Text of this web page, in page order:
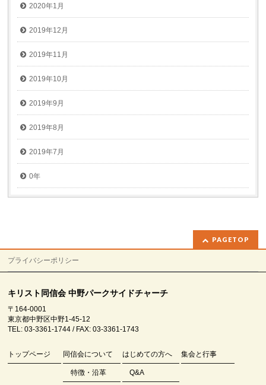
2020年1月
2019年12月
2019年11月
2019年10月
2019年9月
2019年8月
2019年7月
0年
PAGETOP
プライバシーポリシー
キリスト同信会 中野パークサイドチャーチ
〒164-0001
東京都中野区中野1-45-12
TEL: 03-3361-1744 / FAX: 03-3361-1743
トップページ 同信会について
特徴・沿革
はじめての方へ
Q&A
集会と行事